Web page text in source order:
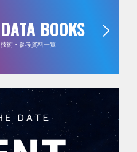
DATA BOOKS
技術・参考資料一覧